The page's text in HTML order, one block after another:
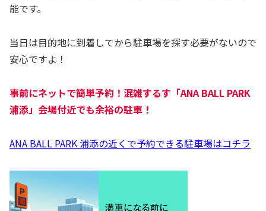
能です。
当日は目的地に到着してから駐車場を探す必要がないので
安心ですよ！
事前にネットで簡単予約！混雑するす「ANA BALL PARK
浦添」会場付近でも余裕の駐車！
ANA BALL PARK 浦添の近くで予約できる駐車場はコチラ